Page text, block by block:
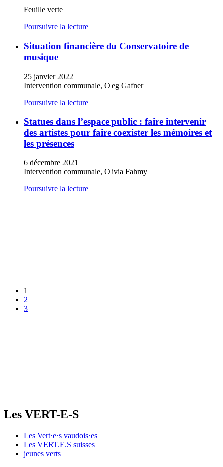
Feuille verte
Poursuivre la lecture
Situation financière du Conservatoire de
musique
25 janvier 2022
Intervention communale, Oleg Gafner
Poursuivre la lecture
Statues dans l’espace public : faire intervenir
des artistes pour faire coexister les mémoires et
les présences
6 décembre 2021
Intervention communale, Olivia Fahmy
Poursuivre la lecture
1
2
3
Les VERT-E-S
Les Vert·e·s vaudois·es
Les VERT.E.S suisses
jeunes verts